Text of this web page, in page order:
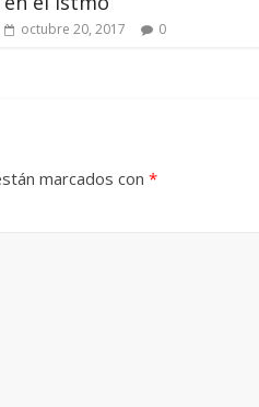
octubre 20, 2017 0
marcados con *